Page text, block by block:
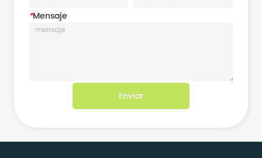
*Mensaje
Enviar